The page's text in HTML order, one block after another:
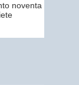
noventa